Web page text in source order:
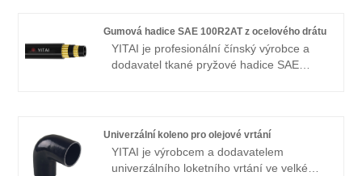
poraďte se s námi nyní! Specializujeme se
na průmysl již mnoho let. Naše produkty
mají dobrou cenovou výhodu a pokrývají
většinu evropských a amerických trhů.
Gumová hadice SAE 100R2AT z ocelového drátu
YITAI je profesionální čínský výrobce a
dodavatel tkané pryžové hadice SAE
cenou, kontaktujte nás nyní! Na hadice se
specializujeme již řadu let. Naše produkty
mají dobrou cenovou výhodu a pokrývají
Univerzální koleno pro olejové vrtání
YITAI je výrobcem a dodavatelem
univerzálního loketního vrtání ve velkém